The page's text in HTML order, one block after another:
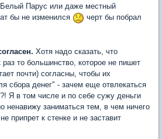
Парус или даже местный
бы не изменился
черт бы побрал
Хотя надо сказать, что
то большинство, которое не пишет
почти) согласны, чтобы их
сбора денег" - зачем еще отвлекаться
Я в том числе и по себе сужу деньги
ненавижу заниматься тем, в чем ничего
припрет к стенке и не заставит